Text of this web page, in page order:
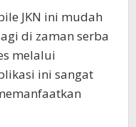
JKN ini mudah
di zaman serba
melalui
ini sangat